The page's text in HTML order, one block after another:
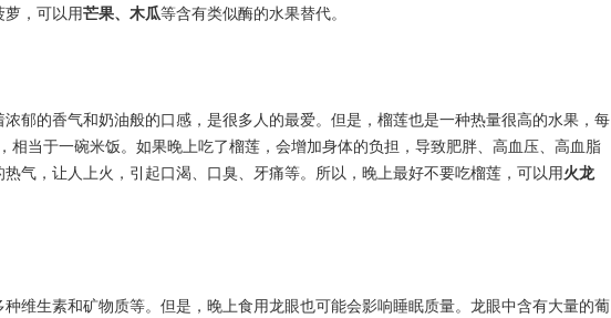
，可以用芒果、木瓜等含有类似酶的水果替代。
郁的香气和奶油般的口感，是很多人的最爱。但是，榴莲也是一种热量很高的水果，每
相当于一碗米饭。如果晚上吃了榴莲，会增加身体的负担，导致肥胖、高血压、高血脂
气，让人上火，引起口渴、口臭、牙痛等。所以，晚上最好不要吃榴莲，可以用火龙
维生素和矿物质等。但是，晚上食用龙眼也可能会影响睡眠质量。龙眼中含有大量的葡